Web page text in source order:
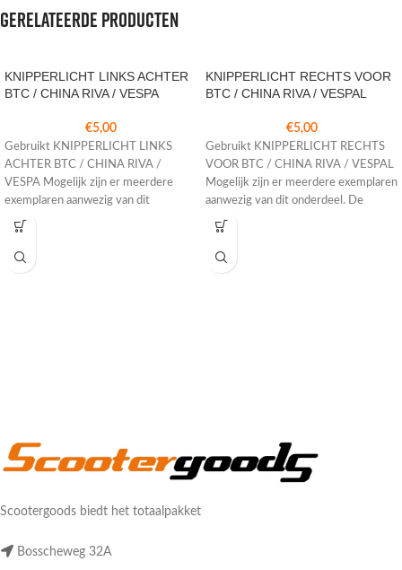
Gerelateerde producten
KNIPPERLICHT LINKS ACHTER
BTC / CHINA RIVA / VESPA
€5,00
Gebruikt KNIPPERLICHT LINKS
ACHTER BTC / CHINA RIVA /
VESPA Mogelijk zijn er meerdere
exemplaren aanwezig van dit
onderdeel. De
KNIPPERLICHT RECHTS VOOR
BTC / CHINA RIVA / VESPAL
€5,00
Gebruikt KNIPPERLICHT RECHTS
VOOR BTC / CHINA RIVA / VESPAL
Mogelijk zijn er meerdere exemplaren
aanwezig van dit onderdeel. De
Scootergoods biedt het totaalpakket
Bosscheweg 32A